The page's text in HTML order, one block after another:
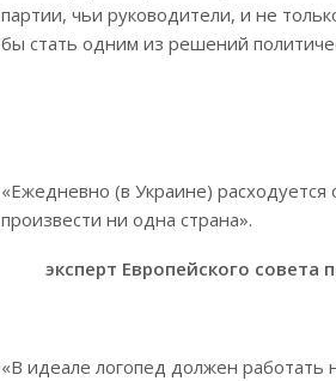
партии, чьи руководители, и не
бы стать одним из решений
«Ежедневно (в Украине)
произвести ни одна страна».
эксперт Европейского
«В идеале логопед должен работать